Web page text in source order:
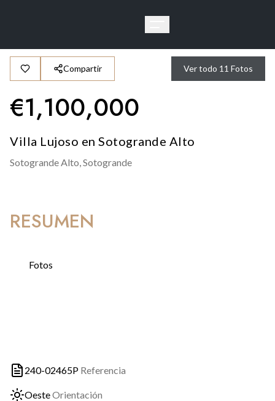
Compartir Ver todo 11 Fotos
€1,100,000
Villa Lujoso en Sotogrande Alto
Sotogrande Alto,Sotogrande
RESUMEN
Fotos
240-02465P Referencia
OesteOrientación